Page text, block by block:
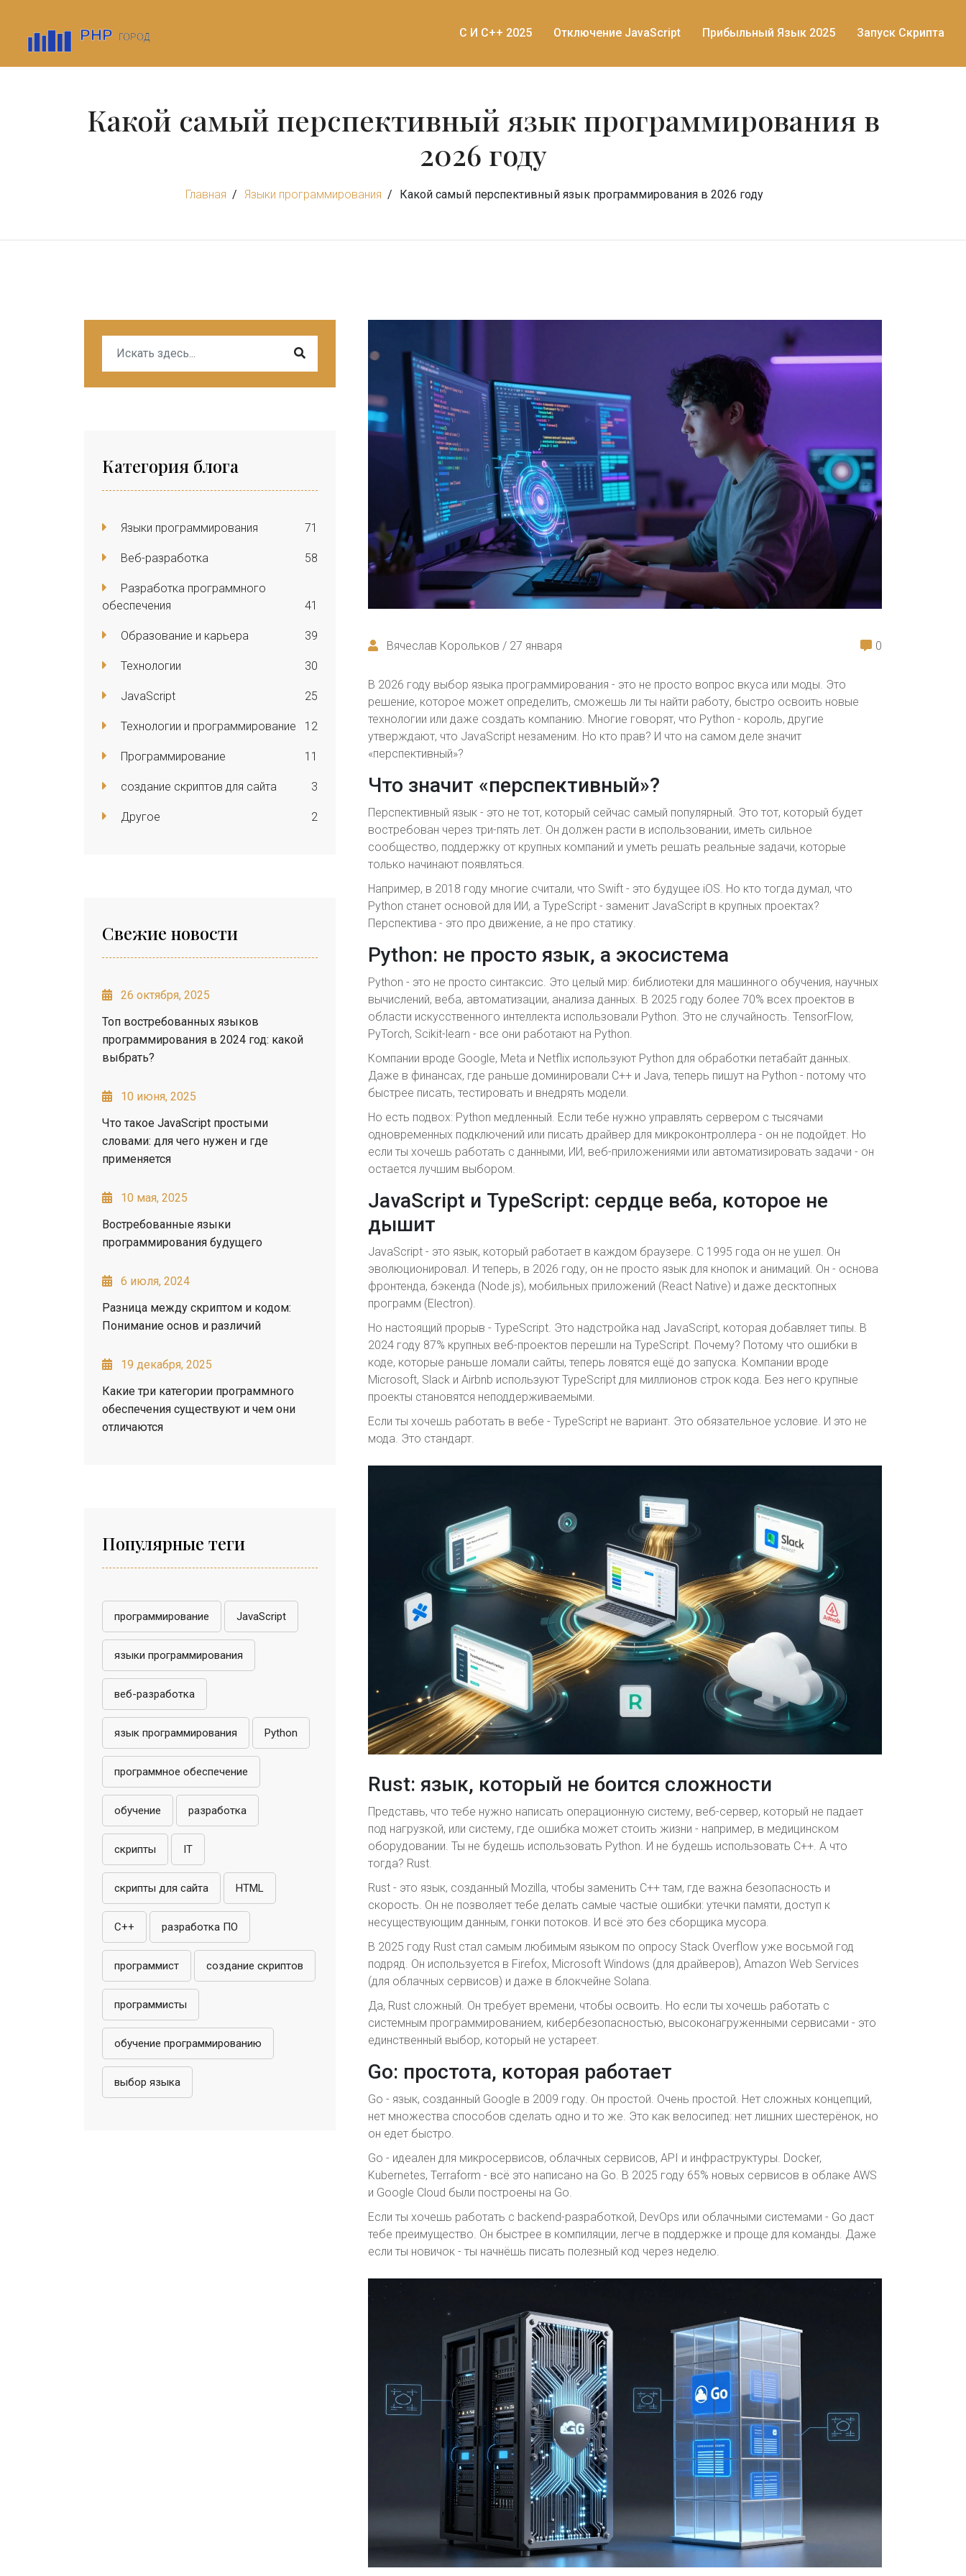
C И C++ 2025 Отключение JavaScript Прибыльный Язык 2025 Запуск Скрипта
Какой самый перспективный язык программирования в
2026 году
Главная Языки программирования Какой самый перспективный язык программирования в 2026 году
Категория блога
Языки программирования 71
Веб-разработка 58
Разработка программного
обеспечения
41
Образование и карьера 39
Технологии 30
JavaScript 25
Технологии и программирование 12
Программирование 11
создание скриптов для сайта 3
Другое 2
Свежие новости
26 октября, 2025
Топ востребованных языков
программирования в 2024 год: какой
выбрать?
10 июня, 2025
Что такое JavaScript простыми
словами: для чего нужен и где
применяется
10 мая, 2025
Востребованные языки
программирования будущего
6 июля, 2024
Разница между скриптом и кодом:
Понимание основ и различий
19 декабря, 2025
Какие три категории программного
обеспечения существуют и чем они
отличаются
Популярные теги
программирование JavaScript
языки программирования
веб-разработка
язык программирования Python
программное обеспечение
обучение разработка
скрипты IT
скрипты для сайта HTML
C++ разработка ПО
программист создание скриптов
программисты
обучение программированию
выбор языка
Вячеслав Корольков / 27 января 0
В 2026 году выбор языка программирования - это не просто вопрос вкуса или моды. Это
решение, которое может определить, сможешь ли ты найти работу, быстро освоить новые
технологии или даже создать компанию. Многие говорят, что Python - король, другие
утверждают, что JavaScript незаменим. Но кто прав? И что на самом деле значит
«перспективный»?
Что значит «перспективный»?
Перспективный язык - это не тот, который сейчас самый популярный. Это тот, который будет
востребован через три-пять лет. Он должен расти в использовании, иметь сильное
сообщество, поддержку от крупных компаний и уметь решать реальные задачи, которые
только начинают появляться.
Например, в 2018 году многие считали, что Swift - это будущее iOS. Но кто тогда думал, что
Python станет основой для ИИ, а TypeScript - заменит JavaScript в крупных проектах?
Перспектива - это про движение, а не про статику.
Python: не просто язык, а экосистема
Python - это не просто синтаксис. Это целый мир: библиотеки для машинного обучения, научных
вычислений, веба, автоматизации, анализа данных. В 2025 году более 70% всех проектов в
области искусственного интеллекта использовали Python. Это не случайность. TensorFlow,
PyTorch, Scikit-learn - все они работают на Python.
Компании вроде Google, Meta и Netflix используют Python для обработки петабайт данных.
Даже в финансах, где раньше доминировали C++ и Java, теперь пишут на Python - потому что
быстрее писать, тестировать и внедрять модели.
Но есть подвох: Python медленный. Если тебе нужно управлять сервером с тысячами
одновременных подключений или писать драйвер для микроконтроллера - он не подойдет. Но
если ты хочешь работать с данными, ИИ, веб-приложениями или автоматизировать задачи - он
остается лучшим выбором.
JavaScript и TypeScript: сердце веба, которое не
дышит
JavaScript - это язык, который работает в каждом браузере. С 1995 года он не ушел. Он
эволюционировал. И теперь, в 2026 году, он не просто язык для кнопок и анимаций. Он - основа
фронтенда, бэкенда (Node.js), мобильных приложений (React Native) и даже десктопных
программ (Electron).
Но настоящий прорыв - TypeScript. Это надстройка над JavaScript, которая добавляет типы. В
2024 году 87% крупных веб-проектов перешли на TypeScript. Почему? Потому что ошибки в
коде, которые раньше ломали сайты, теперь ловятся ещё до запуска. Компании вроде
Microsoft, Slack и Airbnb используют TypeScript для миллионов строк кода. Без него крупные
проекты становятся неподдерживаемыми.
Если ты хочешь работать в вебе - TypeScript не вариант. Это обязательное условие. И это не
мода. Это стандарт.
Rust: язык, который не боится сложности
Представь, что тебе нужно написать операционную систему, веб-сервер, который не падает
под нагрузкой, или систему, где ошибка может стоить жизни - например, в медицинском
оборудовании. Ты не будешь использовать Python. И не будешь использовать C++. А что
тогда? Rust.
Rust - это язык, созданный Mozilla, чтобы заменить C++ там, где важна безопасность и
скорость. Он не позволяет тебе делать самые частые ошибки: утечки памяти, доступ к
несуществующим данным, гонки потоков. И всё это без сборщика мусора.
В 2025 году Rust стал самым любимым языком по опросу Stack Overflow уже восьмой год
подряд. Он используется в Firefox, Microsoft Windows (для драйверов), Amazon Web Services
(для облачных сервисов) и даже в блокчейне Solana.
Да, Rust сложный. Он требует времени, чтобы освоить. Но если ты хочешь работать с
системным программированием, кибербезопасностью, высоконагруженными сервисами - это
единственный выбор, который не устареет.
Go: простота, которая работает
Go - язык, созданный Google в 2009 году. Он простой. Очень простой. Нет сложных концепций,
нет множества способов сделать одно и то же. Это как велосипед: нет лишних шестерёнок, но
он едет быстро.
Go - идеален для микросервисов, облачных сервисов, API и инфраструктуры. Docker,
Kubernetes, Terraform - всё это написано на Go. В 2025 году 65% новых сервисов в облаке AWS
и Google Cloud были построены на Go.
Если ты хочешь работать с backend-разработкой, DevOps или облачными системами - Go даст
тебе преимущество. Он быстрее в компиляции, легче в поддержке и проще для команды. Даже
если ты новичок - ты начнёшь писать полезный код через неделю.